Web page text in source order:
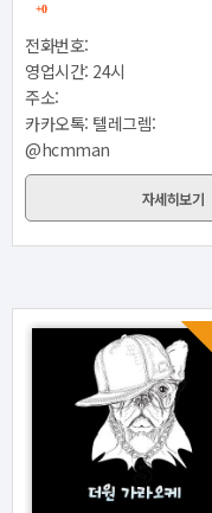
+0
전화번호:
영업시간: 24시
주소:
카카오톡: 텔레그렘:
@hcmman
자세히보기